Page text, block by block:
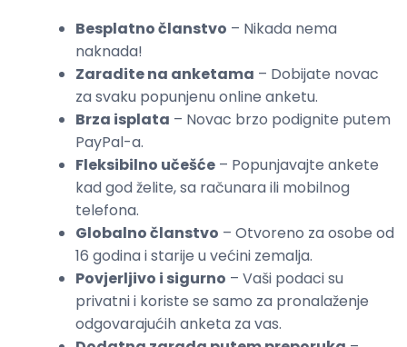
Besplatno članstvo – Nikada nema
naknada!
Zaradite na anketama – Dobijate novac
za svaku popunjenu online anketu.
Brza isplata – Novac brzo podignite putem
PayPal-a.
Fleksibilno učešće – Popunjavajte ankete
kad god želite, sa računara ili mobilnog
telefona.
Globalno članstvo – Otvoreno za osobe od
16 godina i starije u većini zemalja.
Povjerljivo i sigurno – Vaši podaci su
privatni i koriste se samo za pronalaženje
odgovarajućih anketa za vas.